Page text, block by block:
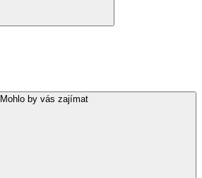
Mohlo by vás zajímat